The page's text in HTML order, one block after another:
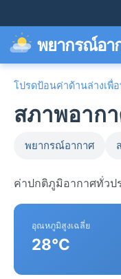
พยากรณ์อา
โปรดป้อนค่าด้านล่างเพื่
สภาพอาก
พยากรณ์อากาศ
ค่าปกติภูมิอากาศทั่วป
อุณหภูมิสูงเฉลี่ย
28°C